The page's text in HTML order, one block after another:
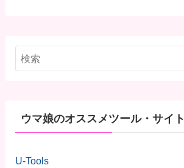
ウマ娘のオススメツール・サイト
U-Tools